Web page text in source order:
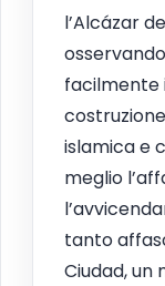
l’Alcázar
facilmente
islamica e
meglio
tanto
Ciudad,